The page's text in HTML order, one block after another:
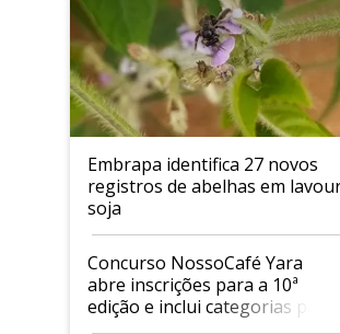
Embrapa identifica 27 novos
registros de abelhas em
soja
Concurso NossoCafé Yara
abre inscrições para a 10ª
edição e inclui categorias para
cafés Canephora